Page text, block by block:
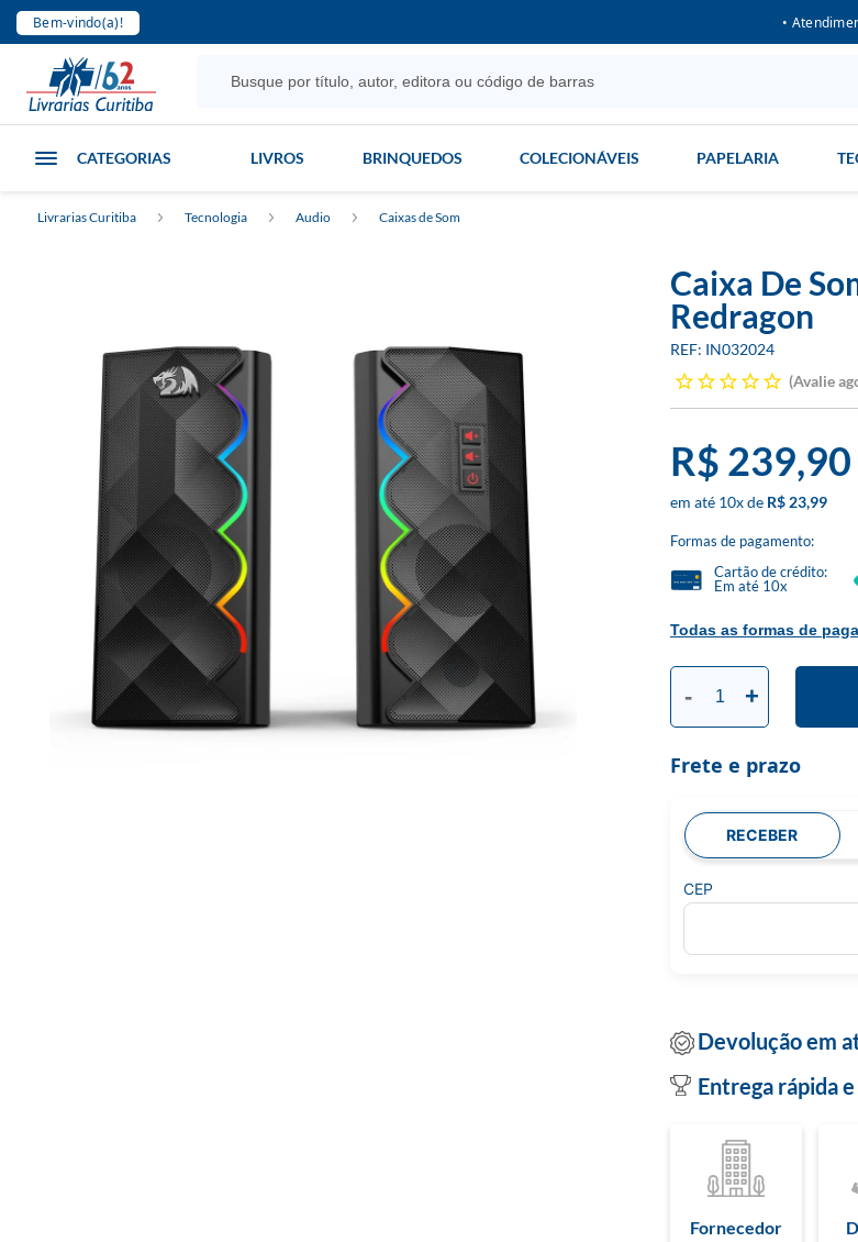
Bem-vindo(a)! •
CATEGORIAS LIVROS BRINQUEDOS COLECIONÁVEIS PAPELARIA
Livrarias Curitiba Tecnologia Audio Caixas de Som
Caixa De
Redragon
IN032024
Avalie
R$ 239,90
10x R$ 23,99
Formas de pagamento:
Todas as formas de
Cartão de crédito:
Em até 10x
- +
Frete e prazo
RECEBER
CEP
Devolução em
Entrega rápida
Fornecedor